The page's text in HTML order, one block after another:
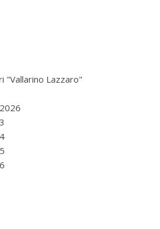
"Vallarino Lazzaro"